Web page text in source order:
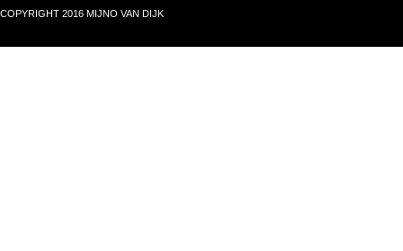
COPYRIGHT 2016 MIJNO VAN DIJK